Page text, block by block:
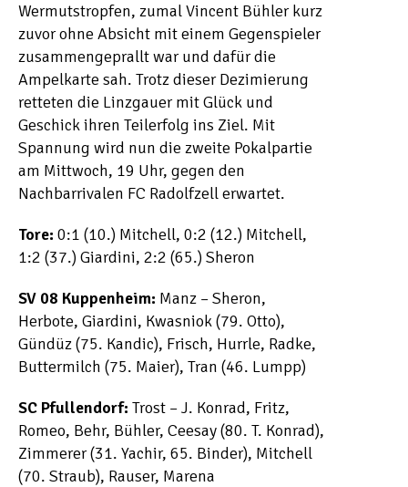
Wermutstropfen, zumal Vincent Bühler kurz
zuvor ohne Absicht mit einem Gegenspieler
zusammengeprallt war und dafür die
Ampelkarte sah. Trotz dieser Dezimierung
retteten die Linzgauer mit Glück und
Geschick ihren Teilerfolg ins Ziel. Mit
Spannung wird nun die zweite Pokalpartie
am Mittwoch, 19 Uhr, gegen den
Nachbarrivalen FC Radolfzell erwartet.
Tore: 0:1 (10.) Mitchell, 0:2 (12.) Mitchell,
1:2 (37.) Giardini, 2:2 (65.) Sheron
SV 08 Kuppenheim: Manz – Sheron,
Herbote, Giardini, Kwasniok (79. Otto),
Gündüz (75. Kandic), Frisch, Hurrle, Radke,
Buttermilch (75. Maier), Tran (46. Lumpp)
SC Pfullendorf: Trost – J. Konrad, Fritz,
Romeo, Behr, Bühler, Ceesay (80. T. Konrad),
Zimmerer (31. Yachir, 65. Binder), Mitchell
(70. Straub), Rauser, Marena